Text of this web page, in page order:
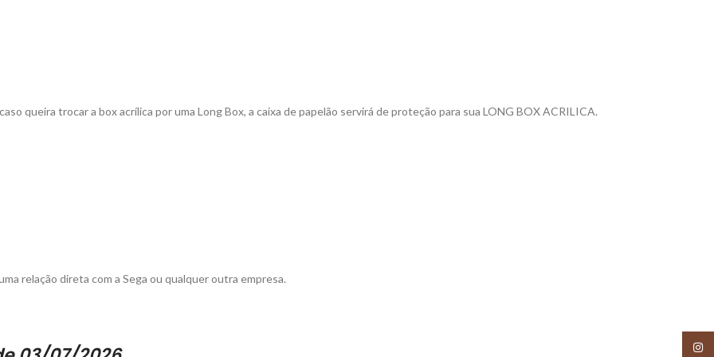
queira trocar a box acrílica por uma Long Box, a caixa de papelão servirá de proteção para sua LONG BOX ACRILICA.
relação direta com a Sega ou qualquer outra empresa.